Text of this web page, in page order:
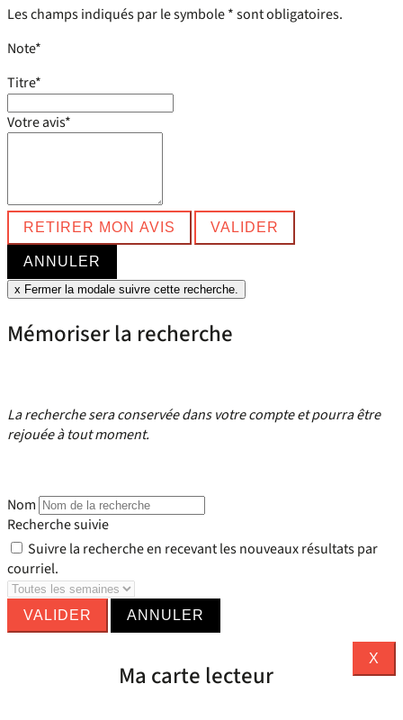
Les champs indiqués par le symbole * sont obligatoires.
Note*
Titre*
Votre avis*
RETIRER MON AVIS VALIDER
ANNULER
x Fermer la modale suivre cette recherche.
Mémoriser la recherche
La recherche sera conservée dans votre compte et pourra être
rejouée à tout moment.
Nom
Recherche suivie
Suivre la recherche en recevant les nouveaux résultats par
courriel.
VALIDER ANNULER
X
Ma carte lecteur